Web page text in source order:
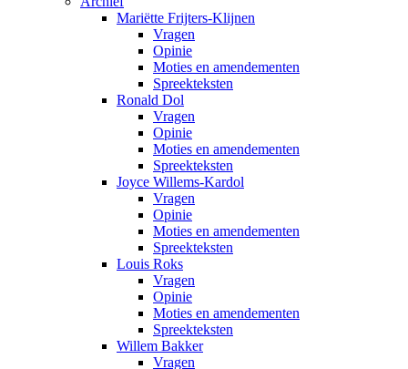
Mariëtte Frijters-Klijnen
Vragen
Opinie
Moties en amendementen
Spreekteksten
Ronald Dol
Vragen
Opinie
Moties en amendementen
Spreekteksten
Joyce Willems-Kardol
Vragen
Opinie
Moties en amendementen
Spreekteksten
Louis Roks
Vragen
Opinie
Moties en amendementen
Spreekteksten
Willem Bakker
Vragen